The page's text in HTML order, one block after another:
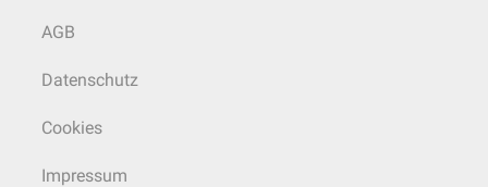
AGB
Datenschutz
Cookies
Impressum